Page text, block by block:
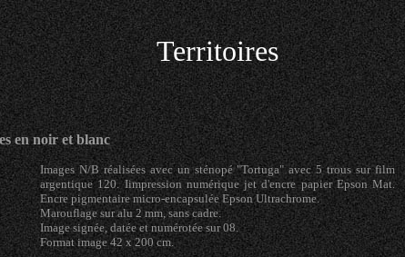
Territoires
en noir et blanc
Images N/B réalisées avec un sténopé "Tortuga" avec 5 trous sur film
argentique 120. Iimpression numérique jet d'encre papier Epson Mat.
Encre pigmentaire micro-encapsulée Epson Ultrachrome.
Marouflage sur alu 2 mm, sans cadre.
Image signée, datée et numérotée sur 08.
Format image 42 x 200 cm.